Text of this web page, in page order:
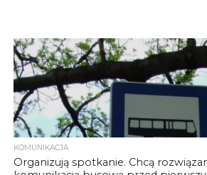
KOMUNIKACJA
Organizują spotkanie. Chcą